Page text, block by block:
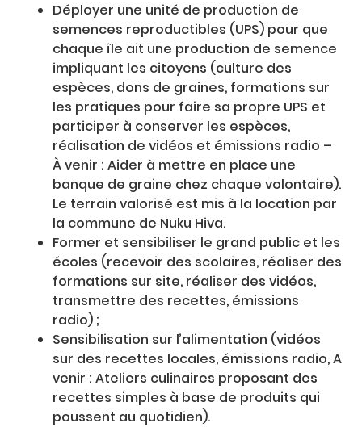
Déployer une unité de production de
semences reproductibles (UPS) pour que
chaque île ait une production de semence
impliquant les citoyens (culture des
espèces, dons de graines, formations sur
les pratiques pour faire sa propre UPS et
participer à conserver les espèces,
réalisation de vidéos et émissions radio –
À venir : Aider à mettre en place une
banque de graine chez chaque volontaire).
Le terrain valorisé est mis à la location par
la commune de Nuku Hiva.
Former et sensibiliser le grand public et les
écoles (recevoir des scolaires, réaliser des
formations sur site, réaliser des vidéos,
transmettre des recettes, émissions
radio) ;
Sensibilisation sur l’alimentation (vidéos
sur des recettes locales, émissions radio, A
venir : Ateliers culinaires proposant des
recettes simples à base de produits qui
poussent au quotidien).